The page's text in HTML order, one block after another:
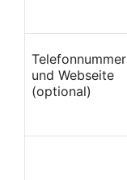
Telefonnummer
und Webseite
(optional)